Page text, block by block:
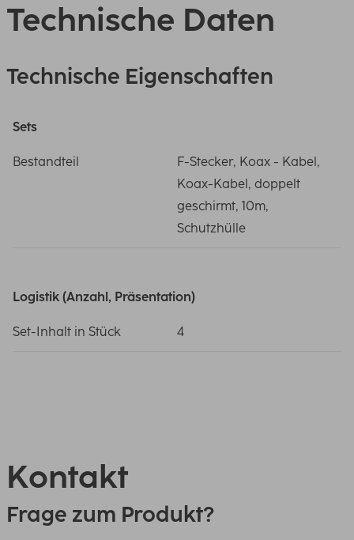
Technische Daten
Technische Eigenschaften
Sets
Bestandteil
F-Stecker, Koax - Kabel,
Koax-Kabel, doppelt
geschirmt, 10m,
Schutzhülle
Logistik (Anzahl, Präsentation)
Set-Inhalt in Stück 4
Kontakt
Frage zum Produkt?